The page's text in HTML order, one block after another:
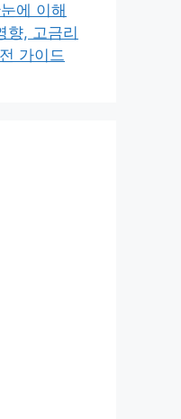
에 이해
향, 고금리
가이드